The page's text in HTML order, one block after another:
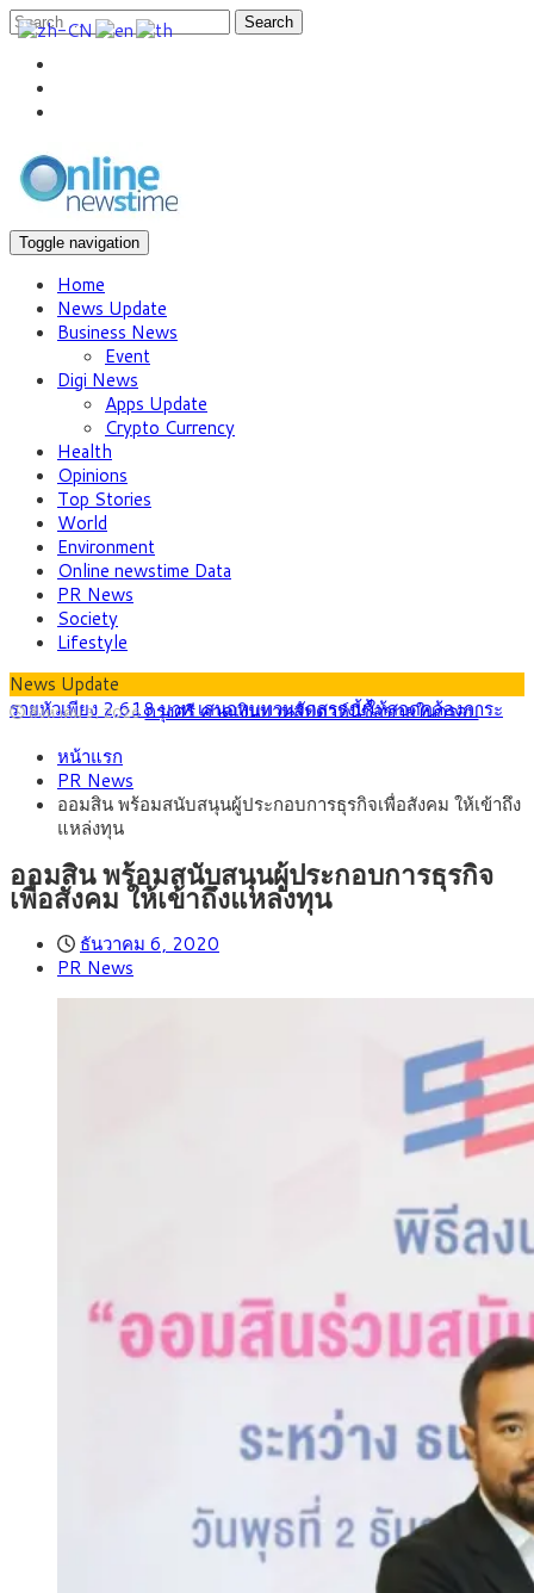
Search
Toggle navigation
Home
News Update
Business News
Event
Digi News
Apps Update
Crypto Currency
Health
Opinions
Top Stories
World
Environment
Online newstime Data
PR News
Society
Lifestyle
News Update
สิงหาคม 3, 2026 กรุงศรี คาดเงินบาทสัปดาห์นี้ซื้อขายในกรอบ
ปล่อยเช่ารายวัน ร้านอาหารและเครื่องดื่ม ซาลอน พบต่างด้าวผิด
กฎหมายเข้าข่ายสุ่มเสี่ยงนอมินี
สิงหาคม 10, 2026
32.80-33.40 ลุ้นเงินเฟ้อสหรัฐฯหลังจ้างงานแผ่ว
สิงหาคม 6, 2026
ปรับเกณฑ์ คัดเข้มโครงการตอบโจทย์ประเทศ
สิงหาคม 5, 2026 ครม.ไฟเขียวหลักการ ร่าง พ.ร.ฎ. เปิดทาง รฟม.เดิน
หน้ารถไฟฟ้าสงขลา โมโนเรล 12.54 กม. เชื่อมเมืองหาดใหญ่
สิงหาคม 4, 2026
รายหัวเพียง 2,618 บาท เสนอทบทวนจัดสรรงบให้สอดคล้องภาระ
งานจริง
หน้าแรก
PR News
ออมสิน พร้อมสนับสนุนผู้ประกอบการธุรกิจเพื่อสังคม ให้เข้าถึง
แหล่งทุน
ออมสิน พร้อมสนับสนุนผู้ประกอบการธุรกิจ
เพื่อสังคม ให้เข้าถึงแหล่งทุน
ธันวาคม 6, 2020
PR News